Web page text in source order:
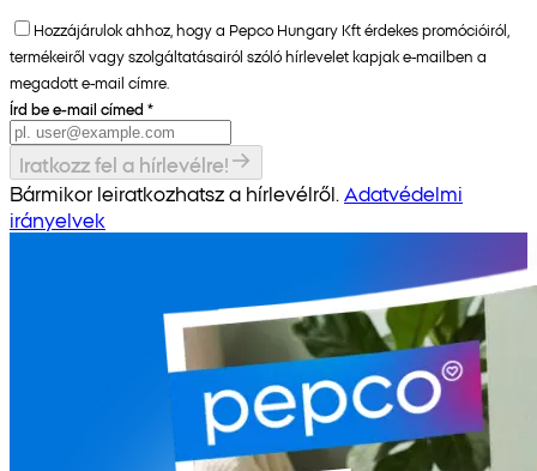
Hozzájárulok ahhoz, hogy a Pepco Hungary Kft érdekes promócióiról,
termékeiről vagy szolgáltatásairól szóló hírlevelet kapjak e-mailben a
megadott e-mail címre.
Írd be e-mail címed *
Iratkozz fel a hírlevélre!
Bármikor leiratkozhatsz a hírlevélről. Adatvédelmi
irányelvek